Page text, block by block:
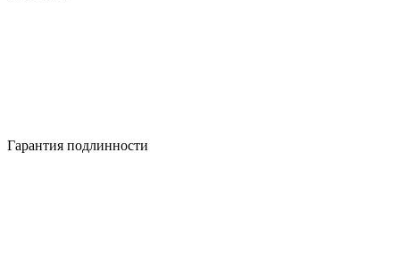
Гарантия подлинности